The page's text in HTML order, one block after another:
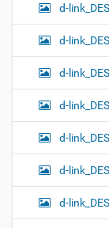
d-
d-
d-
d-
d-
d-
d-